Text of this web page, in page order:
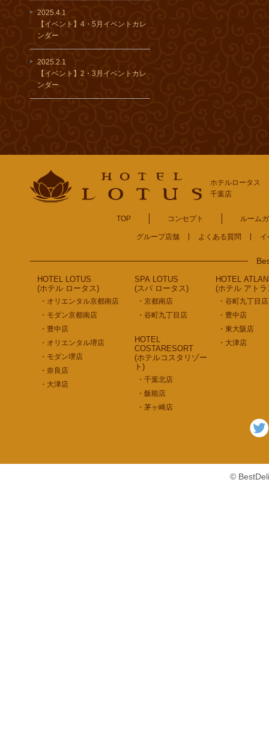
2025.4.1
【イベント】4・5月イベントカレ
ンダー
2025.2.1
【イベント】2・3月イベントカレ
ンダー
ホテルロータス
千葉店
TOP コンセプト ルーム
グループ店舗 よくある質問 イ
HOTEL LOTUS
(ホテル ロータス)
・オリエンタル京都南店
・モダン京都南店
・豊中店
・オリエンタル堺店
・モダン堺店
・奈良店
・大津店
SPA LOTUS
(スパ ロータス)
・京都南店
・谷町九丁目店
HOTEL
COSTARESORT
(ホテルコスタリゾー
ト)
・千葉北店
・飯能店
・茅ヶ崎店
HOTEL
(ホテル アト
・谷町九丁目店
・豊中店
・東大阪店
・大津店
©